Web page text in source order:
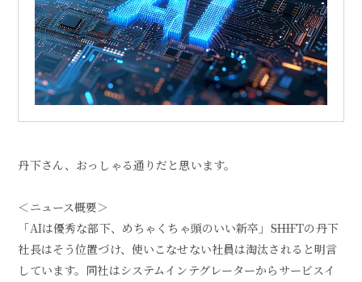
丹下さん、おっしゃる通りだと思います。
＜ニュース概要＞
「AIは優秀な部下、めちゃくちゃ頭のいい新卒」――SHIFTの丹下
社長はそう位置づけ、使いこなせない社員は淘汰されると明言
しています。同社はシステムインテグレーターからサービスイ